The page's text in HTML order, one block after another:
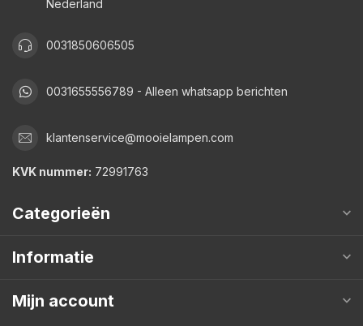
Nederland
0031850606505
0031655556789 - Alleen whatsapp berichten
klantenservice@mooielampen.com
KVK nummer: 72991763
Categorieën
Informatie
Mijn account